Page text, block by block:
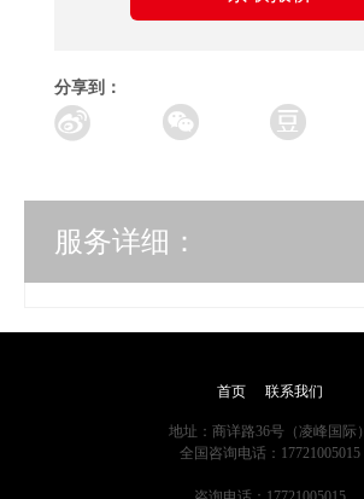
分享到：
服务详细：
首页 联系我们
地址：商详路36号（凌峰国际）
全国咨询电话：17721005015